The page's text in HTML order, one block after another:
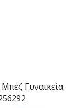
Γυναικεία